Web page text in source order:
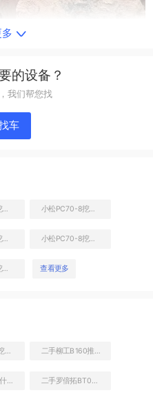
面整体
的设备？
我们帮您找
车
查看更多
三一8c和8s有什么区别